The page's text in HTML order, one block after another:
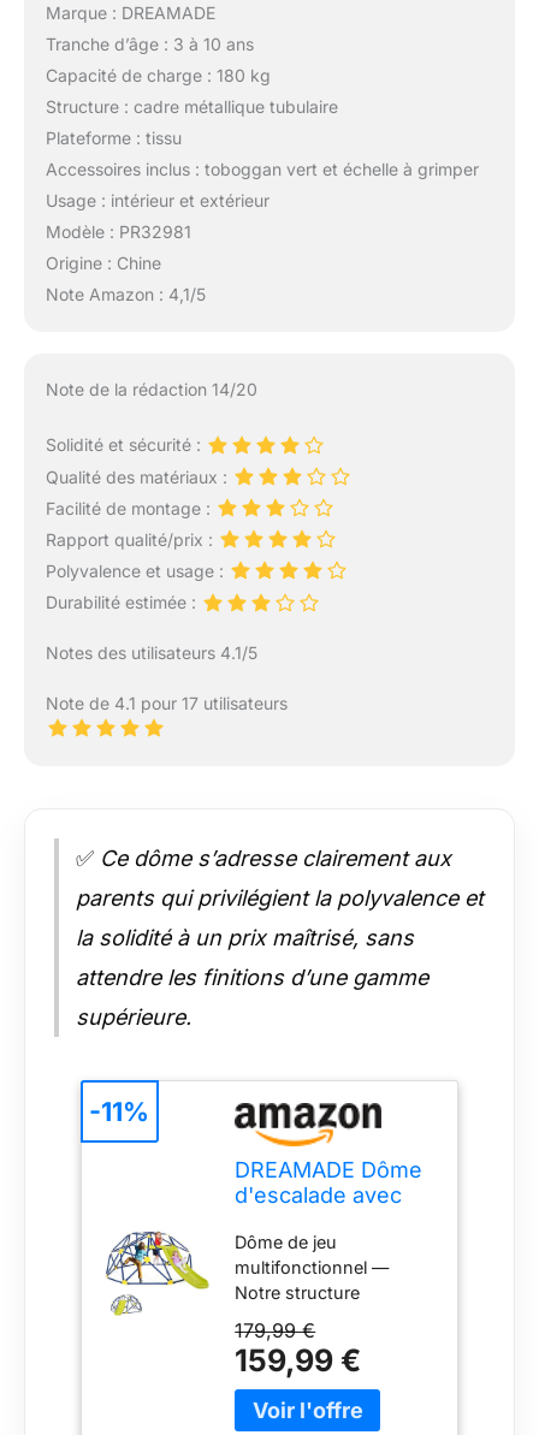
Marque : DREAMADE
Tranche d’âge : 3 à 10 ans
Capacité de charge : 180 kg
Structure : cadre métallique tubulaire
Plateforme : tissu
Accessoires inclus : toboggan vert et échelle à grimper
Usage : intérieur et extérieur
Modèle : PR32981
Origine : Chine
Note Amazon : 4,1/5
Note de la rédaction 14/20
Solidité et sécurité :
Qualité des matériaux :
Facilité de montage :
Rapport qualité/prix :
Polyvalence et usage :
Durabilité estimée :
Notes des utilisateurs 4.1/5
Note de 4.1 pour 17 utilisateurs
✅ Ce dôme s’adresse clairement aux
parents qui privilégient la polyvalence et
la solidité à un prix maîtrisé, sans
attendre les finitions d’une gamme
supérieure.
DREAMADE Dôme
d'escalade avec
10 Ans, Plateforme
en Tissu, Cadre
Métallique, Échelle
à Grimper Centre
d'Activité, Aire de
Jeu
Intérieur&Extérieur,
Charge 180 kg
Dôme de jeu
multifonctionnel —
Notre structure
hémisphérique offre aux
enfants une expérience
de jeu enrichissante.
Non seulement les
179,99 €
159,99 €
-11%